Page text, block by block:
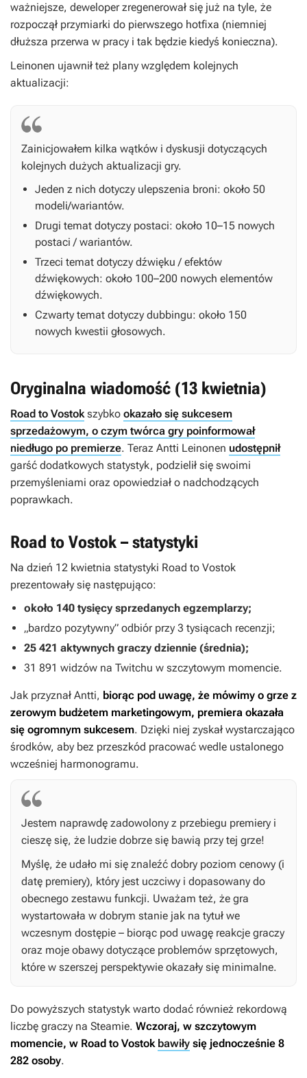
ważniejsze, deweloper zregenerował się już na tyle, że
rozpoczął przymiarki do pierwszego hotfixa (niemniej
dłuższa przerwa w pracy i tak będzie kiedyś konieczna).
Leinonen ujawnił też plany względem kolejnych
aktualizacji:
Zainicjowałem kilka wątków i dyskusji dotyczących
kolejnych dużych aktualizacji gry.
Jeden z nich dotyczy ulepszenia broni: około 50
modeli/wariantów.
Drugi temat dotyczy postaci: około 10–15 nowych
postaci / wariantów.
Trzeci temat dotyczy dźwięku / efektów
dźwiękowych: około 100–200 nowych elementów
dźwiękowych.
Czwarty temat dotyczy dubbingu: około 150
nowych kwestii głosowych.
Oryginalna wiadomość (13 kwietnia)
Road to Vostokszybko okazało się sukcesem
sprzedażowym, o czym twórca gry poinformował
niedługo po premierze. Teraz Antti Leinonen udostępnił
garść dodatkowych statystyk, podzielił się swoimi
przemyśleniami oraz opowiedział o nadchodzących
poprawkach.
Road to Vostok – statystyki
Na dzień 12 kwietnia statystyki Road to Vostok
prezentowały się następująco:
około 140 tysięcy sprzedanych egzemplarzy;
„bardzo pozytywny” odbiór przy 3 tysiącach recenzji;
25 421 aktywnych graczy dziennie (średnia);
31 891 widzów na Twitchu w szczytowym momencie.
Jak przyznał Antti, biorąc pod uwagę, że mówimy o grze z
zerowym budżetem marketingowym, premiera okazała
się ogromnym sukcesem. Dzięki niej zyskał wystarczająco
środków, aby bez przeszkód pracować wedle ustalonego
wcześniej harmonogramu.
Jestem naprawdę zadowolony z przebiegu premiery i
cieszę się, że ludzie dobrze się bawią przy tej grze!
Myślę, że udało mi się znaleźć dobry poziom cenowy (i
datę premiery), który jest uczciwy i dopasowany do
obecnego zestawu funkcji. Uważam też, że gra
wystartowała w dobrym stanie jak na tytuł we
wczesnym dostępie – biorąc pod uwagę reakcje graczy
oraz moje obawy dotyczące problemów sprzętowych,
które w szerszej perspektywie okazały się minimalne.
Do powyższych statystyk warto dodać również rekordową
liczbę graczy na Steamie. Wczoraj, w szczytowym
momencie, w Road to Vostok bawiły się jednocześnie 8
282 osoby.